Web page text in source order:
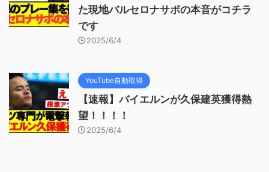
た現地バルセロナサポの本音がコチラ
です
2025/6/4
YouTube自動取得
【速報】バイエルンが久保建英獲得熱
望！！！！
2025/6/4